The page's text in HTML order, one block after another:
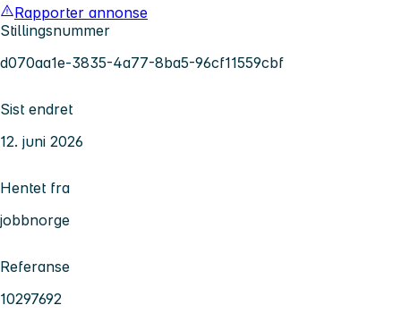
Rapporter annonse
Stillingsnummer
d070aa1e-3835-4a77-8ba5-96cf11559cbf
Sist endret
12. juni 2026
Hentet fra
jobbnorge
Referanse
10297692